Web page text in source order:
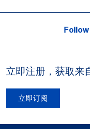
立即注册，获取来
立即订阅